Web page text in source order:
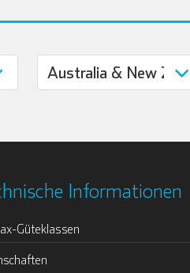
Informationen
Güteklassen